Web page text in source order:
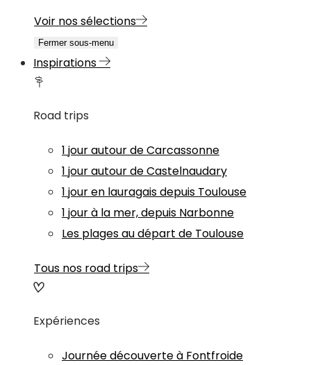
Voir nos sélections
Fermer sous-menu
Inspirations
Road trips
1 jour autour de Carcassonne
1 jour autour de Castelnaudary
1 jour en lauragais depuis Toulouse
1 jour à la mer, depuis Narbonne
Les plages au départ de Toulouse
Tous nos road trips
Expériences
Journée découverte à Fontfroide